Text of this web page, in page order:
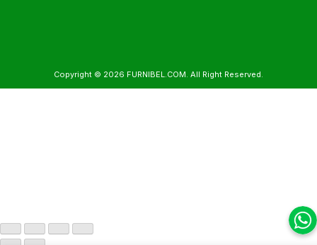
Copyright © 2026 FURNIBEL.COM. All Right Reserved.